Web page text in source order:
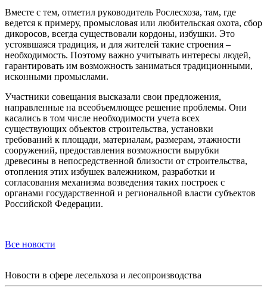
Вместе с тем, отметил руководитель Рослесхоза, там, где
ведется к примеру, промысловая или любительская охота, сбор
дикоросов, всегда существовали кордоны, избушки. Это
устоявшаяся традиция, и для жителей такие строения –
необходимость. Поэтому важно учитывать интересы людей,
гарантировать им возможность заниматься традиционными,
исконными промыслами.
Участники совещания высказали свои предложения,
направленные на всеобъемлющее решение проблемы. Они
касались в том числе необходимости учета всех
существующих объектов строительства, установки
требований к площади, материалам, размерам, этажности
сооружений, предоставления возможности вырубки
древесины в непосредственной близости от строительства,
отопления этих избушек валежником, разработки и
согласования механизма возведения таких построек с
органами государственной и региональной власти субъектов
Российской Федерации.
Все новости
Новости в сфере лесельхоза и лесопроизводства